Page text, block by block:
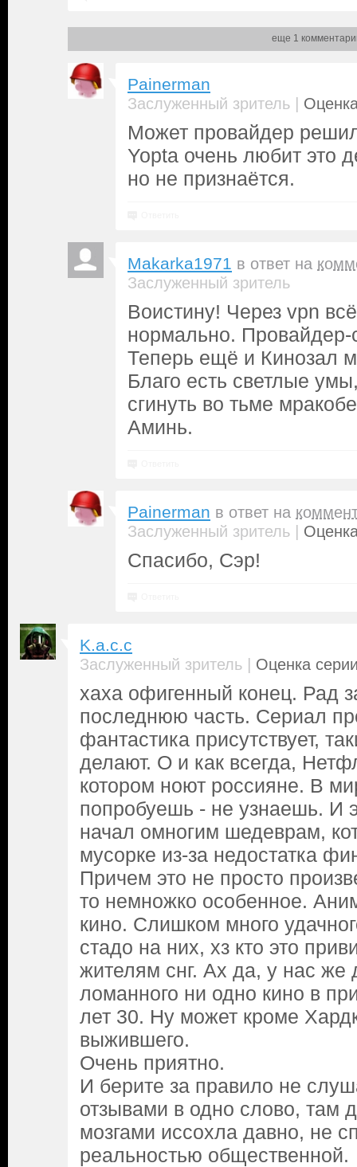
еще 1
Painerman
Заслуженный зритель |
Может провайдер
Yopta очень любит это
но не признаётся.
Makarka1971 в ответ на
Заслуженный зритель
Воистину! Через vpn
нормально. Провайдер-
Теперь ещё и Кинозал
Благо есть светлые
сгинуть во тьме
Аминь.
Painerman в ответ на
Заслуженный зритель |
Спасибо, Сэр!
K.a.c.c
Заслуженный зритель | Оценка
хаха офигенный конец. Рад
последнюю часть. Сериал
фантастика присутствует,
делают. О и как всегда,
котором ноют россияне. В
попробуешь - не узнаешь. И
начал омногим шедеврам,
мусорке из-за недостатка
Причем это не просто
то немножко особенное.
кино. Слишком много
стадо на них, хз кто это
жителям снг. Ах да, у нас же
ломанного ни одно кино в
лет 30. Ну может кроме
выжившего.
Очень приятно.
И берите за правило не
отзывами в одно слово, там
мозгами иссохла давно, не
реальностью общественной.